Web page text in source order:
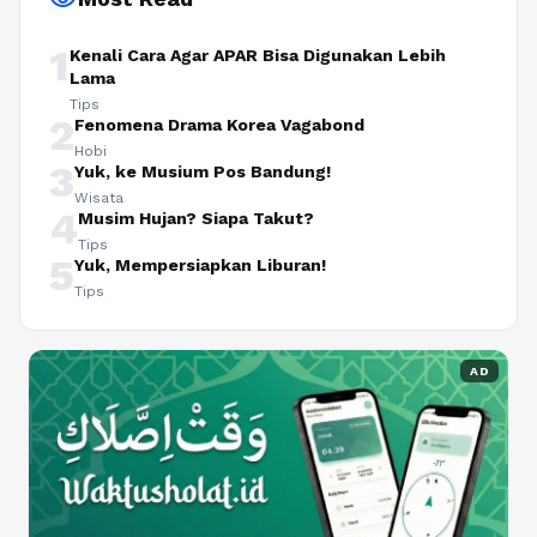
1 Kenali Cara Agar APAR Bisa Digunakan Lebih
Lama
Tips
2Fenomena Drama Korea Vagabond
Hobi
3Yuk, ke Musium Pos Bandung!
Wisata
4Musim Hujan? Siapa Takut?
Tips
5Yuk, Mempersiapkan Liburan!
Tips
AD